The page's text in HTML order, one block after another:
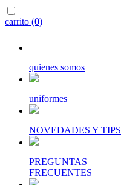
carrito (0)
quienes somos
uniformes
NOVEDADES Y TIPS
PREGUNTAS
FRECUENTES